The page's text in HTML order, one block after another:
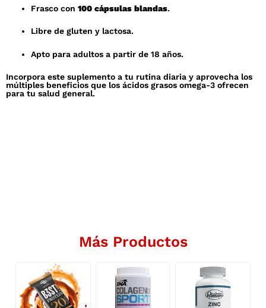
Frasco con 100 cápsulas blandas.
Libre de gluten y lactosa.
Apto para adultos a partir de 18 años.
Incorpora este suplemento a tu rutina diaria y aprovecha los
múltiples beneficios que los ácidos grasos omega-3 ofrecen
para tu salud general.
Más Productos